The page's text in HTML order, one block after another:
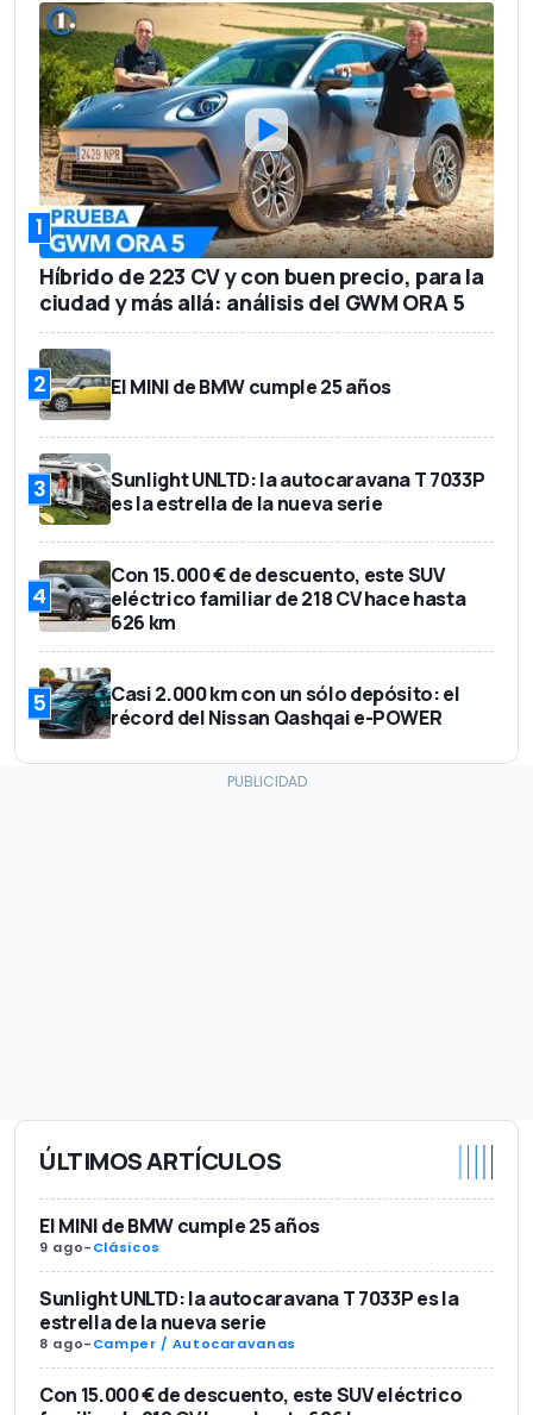
1
Híbrido de 223 CV y con buen precio, para la
ciudad y más allá: análisis del GWM ORA 5
2 El MINI de BMW cumple 25 años
3
Sunlight UNLTD: la autocaravana T 7033P
es la estrella de la nueva serie
4
Con 15.000 € de descuento, este SUV
eléctrico familiar de 218 CV hace hasta
626 km
5
Casi 2.000 km con un sólo depósito: el
récord del Nissan Qashqai e-POWER
ÚLTIMOS ARTÍCULOS
El MINI de BMW cumple 25 años
9 ago-Clásicos
Sunlight UNLTD: la autocaravana T 7033P es la
estrella de la nueva serie
8 ago-Camper / Autocaravanas
Con 15.000 € de descuento, este SUV eléctrico